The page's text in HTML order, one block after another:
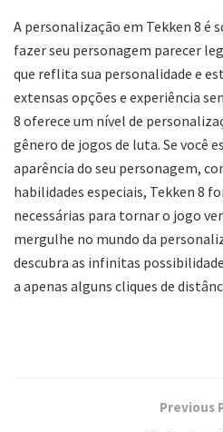
A personalização em Tekken 8 é
fazer seu personagem parecer
que reflita sua personalidade e
extensas opções e experiência
8 oferece um nível de
gênero de jogos de luta. Se você
aparência do seu personagem,
habilidades especiais, Tekken 8
necessárias para tornar o jogo
mergulhe no mundo da
descubra as infinitas
a apenas alguns cliques de
Previous